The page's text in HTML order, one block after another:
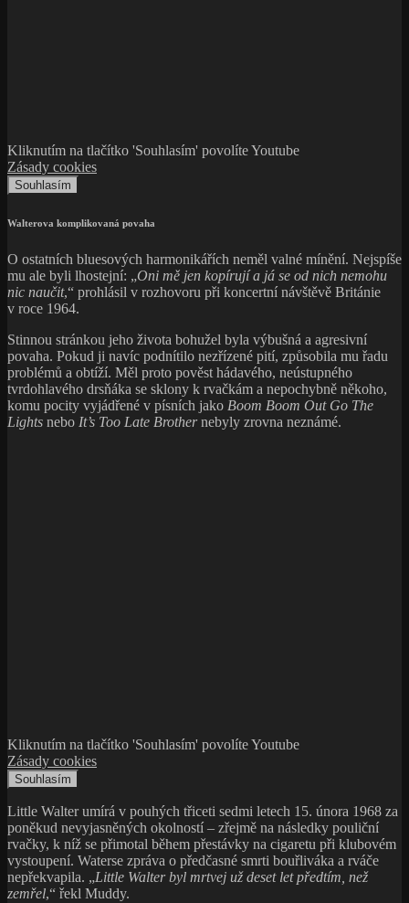
Kliknutím na tlačítko 'Souhlasím' povolíte Youtube
Zásady cookies
Souhlasím
Walterova komplikovaná povaha
O ostatních bluesových harmonikářích neměl valné mínění. Nejspíše
mu ale byli lhostejní: „Oni mě jen kopírují a já se od nich nemohu
nic naučit,“ prohlásil v rozhovoru při koncertní návštěvě Británie
v roce 1964.
Stinnou stránkou jeho života bohužel byla výbušná a agresivní
povaha. Pokud ji navíc podnítilo nezřízené pití, způsobila mu řadu
problémů a obtíží. Měl proto pověst hádavého, neústupného
tvrdohlavého drsňáka se sklony k rvačkám a nepochybně někoho,
komu pocity vyjádřené v písních jako Boom Boom Out Go The
Lights nebo It’s Too Late Brothernebyly zrovna neznámé.
Kliknutím na tlačítko 'Souhlasím' povolíte Youtube
Zásady cookies
Souhlasím
Little Walter umírá v pouhých třiceti sedmi letech 15. února 1968 za
poněkud nevyjasněných okolností – zřejmě na následky pouliční
rvačky, k níž se přimotal během přestávky na cigaretu při klubovém
vystoupení. Waterse zpráva o předčasné smrti bouřliváka a rváče
nepřekvapila. „Little Walter byl mrtvej už deset let předtím, než
zemřel,“ řekl Muddy.